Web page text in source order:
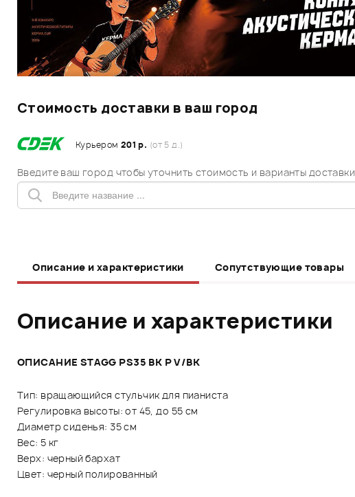
Стоимость доставки в ваш город
Курьером 201 р. (от 5 д.)
Введите ваш город чтобы уточнить стоимость и варианты доставки
Описание и характеристики Сопутствующие товары
Описание и характеристики
ОПИСАНИЕ STAGG PS35 BK P V/BK
Тип: вращающийся стульчик для пианиста
Регулировка высоты: от 45, до 55 см
Диаметр сиденья: 35 см
Вес: 5 кг
Верх: черный бархат
Цвет: черный полированный